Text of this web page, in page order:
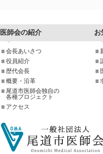
医師会の紹介 お
会長あいさつ
役員紹介
歴代会長
概要・沿革
尾道市医師会独自の
各種プロジェクト
アクセス